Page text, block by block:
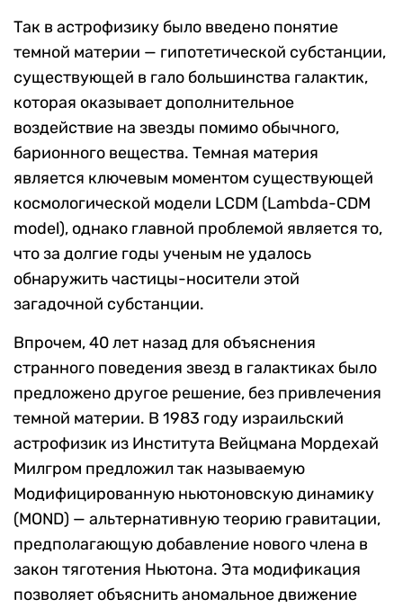
Так в астрофизику было введено понятие
темной материи — гипотетической субстанции,
существующей в гало большинства галактик,
которая оказывает дополнительное
воздействие на звезды помимо обычного,
барионного вещества. Темная материя
является ключевым моментом существующей
космологической модели LCDM (Lambda-CDM
model), однако главной проблемой является то,
что за долгие годы ученым не удалось
обнаружить частицы-носители этой
загадочной субстанции.
Впрочем, 40 лет назад для объяснения
странного поведения звезд в галактиках было
предложено другое решение, без привлечения
темной материи. В 1983 году израильский
астрофизик из Института Вейцмана Мордехай
Милгром предложил так называемую
Модифицированную ньютоновскую динамику
(MOND) — альтернативную теорию гравитации,
предполагающую добавление нового члена в
закон тяготения Ньютона. Эта модификация
позволяет объяснить аномальное движение